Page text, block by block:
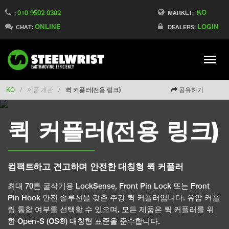
MARKET: KO
DEALERS: LOGIN
: 010 9502 0302
CHAT: ONLINE
Meny
Switch to Finland
Switch to Denmark
Switch to China
Switch to Australia
Change market
KO / 제품 개관 / 퀵 커플러(전용 링크) 공유하기
퀵 커플러(전용 링크)
컴팩트하고 견고하며 안전한 대칭형 퀵 커플러
최대 70톤 굴삭기용 LockSense, Front Pin Lock 또는 Front
Pin Hook 안전 솔루션을 갖춘 주강 퀵 커플러입니다. 유압 커플
링 통합 여부를 선택할 수 있으며, 모든 제품은 퀵 커플러를 위
한 Open-S (OS®) 대칭형 표준을 준수합니다.